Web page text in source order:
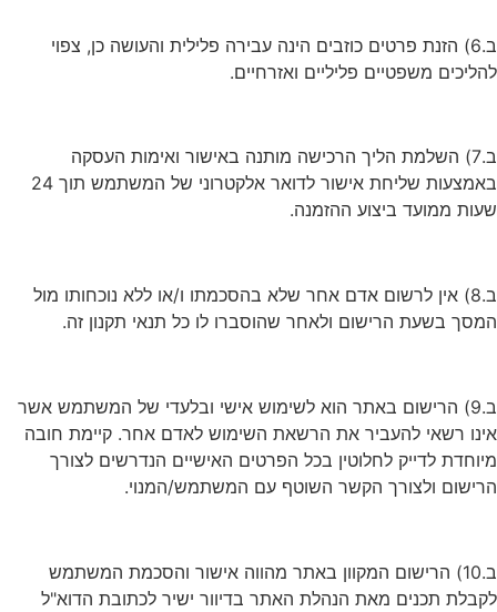
ב.6) הזנת פרטים כוזבים הינה עבירה פלילית והעושה כן, צפוי
להליכים משפטיים פליליים ואזרחיים.
ב.7) השלמת הליך הרכישה מותנה באישור ואימות העסקה
באמצעות שליחת אישור לדואר אלקטרוני של המשתמש תוך 24
שעות ממועד ביצוע ההזמנה.
ב.8) אין לרשום אדם אחר שלא בהסכמתו ו/או ללא נוכחותו מול
המסך בשעת הרישום ולאחר שהוסברו לו כל תנאי תקנון זה.
ב.9) הרישום באתר הוא לשימוש אישי ובלעדי של המשתמש אשר
אינו רשאי להעביר את הרשאת השימוש לאדם אחר. קיימת חובה
מיוחדת לדייק לחלוטין בכל הפרטים האישיים הנדרשים לצורך
הרישום ולצורך הקשר השוטף עם המשתמש/המנוי.
ב.10) הרישום המקוון באתר מהווה אישור והסכמת המשתמש
לקבלת תכנים מאת הנהלת האתר בדיוור ישיר לכתובת הדוא"ל